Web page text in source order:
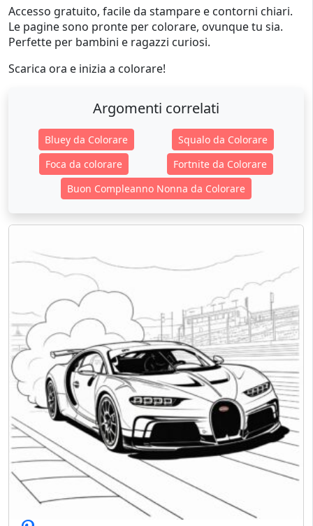
Accesso gratuito, facile da stampare e contorni chiari.
Le pagine sono pronte per colorare, ovunque tu sia.
Perfette per bambini e ragazzi curiosi.
Scarica ora e inizia a colorare!
Argomenti correlati
Bluey da Colorare
Squalo da Colorare
Foca da colorare
Fortnite da Colorare
Buon Compleanno Nonna da Colorare